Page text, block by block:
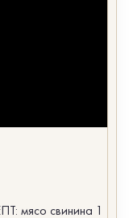
мясо свинина 1